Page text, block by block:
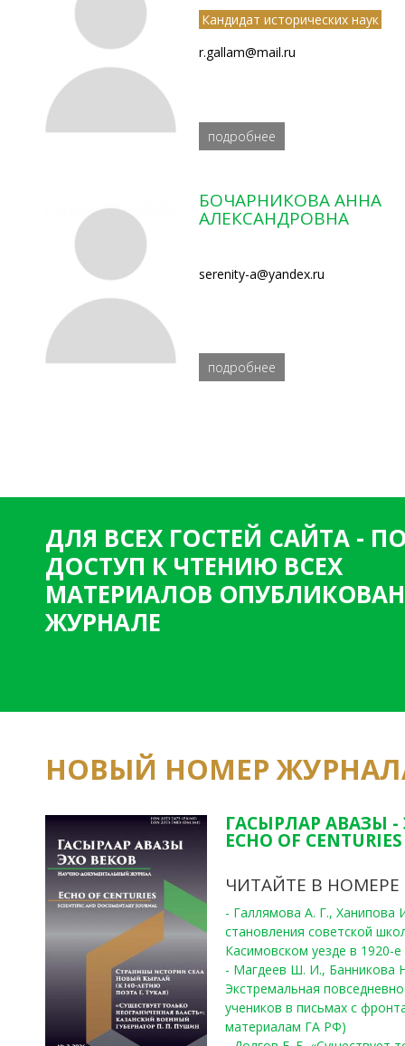
Кандидат исторических наук
r.gallam@mail.ru
подробнее
БОЧАРНИКОВА АННА
АЛЕКСАНДРОВНА
serenity-a@yandex.ru
подробнее
ДЛЯ ВСЕХ ГОСТЕЙ САЙТА -
ДОСТУП К ЧТЕНИЮ ВСЕХ
МАТЕРИАЛОВ
ЖУРНАЛЕ
НОВЫЙ НОМЕР
ГАСЫРЛАР АВАЗЫ -
ECHO OF
ЧИТАЙТЕ В НОМЕРЕ
- Галлямова А. Г.,
становления советской
Касимовском уезде в 1920-е
- Магдеев Ш. И., Банникова
Экстремальная
учеников в письмах с
материалам ГА РФ)